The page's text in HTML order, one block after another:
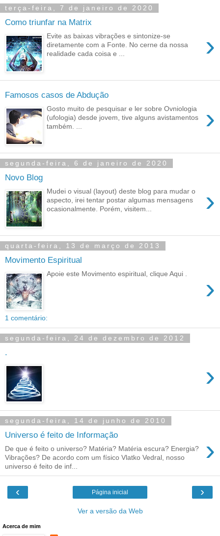
terça-feira, 7 de janeiro de 2020
Como triunfar na Matrix
›
Evite as baixas vibrações e sintonize-se
diretamente com a Fonte. No cerne da nossa
realidade cada coisa e ...
Famosos casos de Abdução
›
Gosto muito de pesquisar e ler sobre Ovniologia
(ufologia) desde jovem, tive alguns avistamentos
também. ...
segunda-feira, 6 de janeiro de 2020
Novo Blog
›
Mudei o visual (layout) deste blog para mudar o
aspecto, irei tentar postar algumas mensagens
ocasionalmente. Porém, visitem...
quarta-feira, 13 de março de 2013
Movimento Espiritual
›
Apoie este Movimento espiritual, clique Aqui .
1 comentário:
segunda-feira, 24 de dezembro de 2012
.
›
segunda-feira, 14 de junho de 2010
Universo é feito de Informação ›
De que é feito o universo? Matéria? Matéria escura? Energia?
Vibrações? De acordo com um físico Vlatko Vedral, nosso
universo é feito de inf...
‹ ›
Página inicial
Ver a versão da Web
Acerca de mim